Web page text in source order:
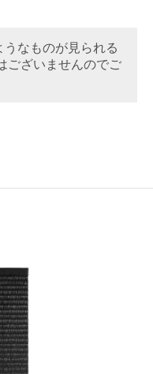
なものが見られる
ございませんのでご